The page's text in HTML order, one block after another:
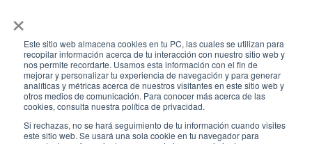
×
Este sitio web almacena cookies en tu PC, las cuales se utilizan para
recopilar información acerca de tu interacción con nuestro sitio web y
nos permite recordarte. Usamos esta información con el fin de
mejorar y personalizar tu experiencia de navegación y para generar
analíticas y métricas acerca de nuestros visitantes en este sitio web y
otros medios de comunicación. Para conocer más acerca de las
cookies, consulta nuestra política de privacidad.
Si rechazas, no se hará seguimiento de tu información cuando visites
este sitio web. Se usará una sola cookie en tu navegador para